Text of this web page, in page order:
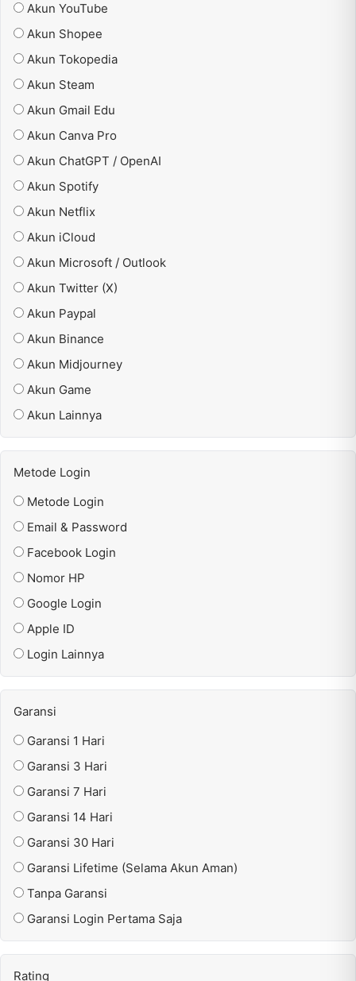
Akun YouTube
Akun Shopee
Akun Tokopedia
Akun Steam
Akun Gmail Edu
Akun Canva Pro
Akun ChatGPT / OpenAI
Akun Spotify
Akun Netflix
Akun iCloud
Akun Microsoft / Outlook
Akun Twitter (X)
Akun Paypal
Akun Binance
Akun Midjourney
Akun Game
Akun Lainnya
Metode Login
Metode Login
Email & Password
Facebook Login
Nomor HP
Google Login
Apple ID
Login Lainnya
Garansi
Garansi 1 Hari
Garansi 3 Hari
Garansi 7 Hari
Garansi 14 Hari
Garansi 30 Hari
Garansi Lifetime (Selama Akun Aman)
Tanpa Garansi
Garansi Login Pertama Saja
Rating